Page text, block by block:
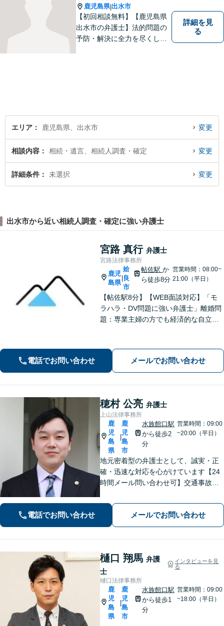
鹿児島県|出水市
【初回相談無料】【鹿児島県
出水市の弁護士】法的問題の
予防・解決に全力を尽くしま
詳細を見
る
エリア 鹿児島県、出水市 変更
相談内容 相続・遺言、相続人調査・確定 変更
詳細条件 未選択 変更
出水市から近い相続人調査・確定に強い弁護士
宮路 真行 弁護士
宮路法律事務所
鹿児
島県
姶
良
市
帖佐駅か
ら徒歩8分
営業時間：08:00~
21:00（平日）
【帖佐駅8分】【WEB面談対応】「モ
ラハラ・DV問題に強い弁護士」離婚問
題：専業主婦の方でも経済的な自立に
の返済に追われる自転車操業状態の方
もご相談ください」【休日・夜間相談
可】
電話でお問い合わせ メールでお問い合わせ
穂村 公亮 弁護士
上山法律事務所
鹿
児
島
県
|
鹿
児
島
市
水族館口駅
から徒歩2
分
営業時間：09:00
~20:00（平日）
地元密着型の弁護士として、誠実・正
確・迅速な対応を心がけています【24
時間メール問い合わせ可】交通事故／
幅広く対応。新しい人生のスタートを
切るお手伝いをします【市電水族館口
駅2分】【完全個室】
電話でお問い合わせ メールでお問い合わせ
樋口 翔馬 弁護
士
インタビューを見
る
樋口法律事務所
鹿
児
島
県
|
鹿
児
島
市
水族館口駅
から徒歩1
分
営業時間：09:00
~18:00（平日）